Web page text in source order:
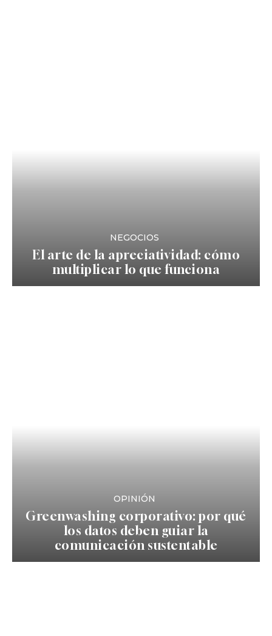
NEGOCIOS
El arte de la apreciatividad: cómo
multiplicar lo que funciona
OPINIÓN
Greenwashing corporativo: por qué
los datos deben guiar la
comunicación sustentable